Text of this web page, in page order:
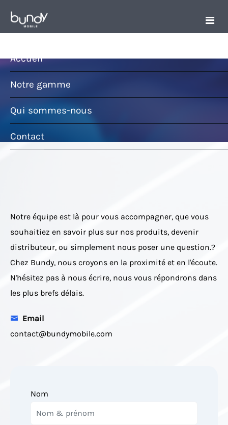
Accueil
Notre gamme
Qui sommes-nous
Contact
Notre équipe est là pour vous accompagner, que vous
souhaitiez en savoir plus sur nos produits, devenir
distributeur, ou simplement nous poser une question.?
Chez Bundy, nous croyons en la proximité et en l'écoute.
N'hésitez pas à nous écrire, nous vous répondrons dans
les plus brefs délais.
Email
contact@bundymobile.com
Nom